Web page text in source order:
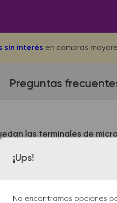
sin interés en compras
¡Ups!
No encontramos opciones
Preguntas
las terminales de
de ómnibus de La Noria
Pueyrredón y Palacios. En
que te facilitarán la partida